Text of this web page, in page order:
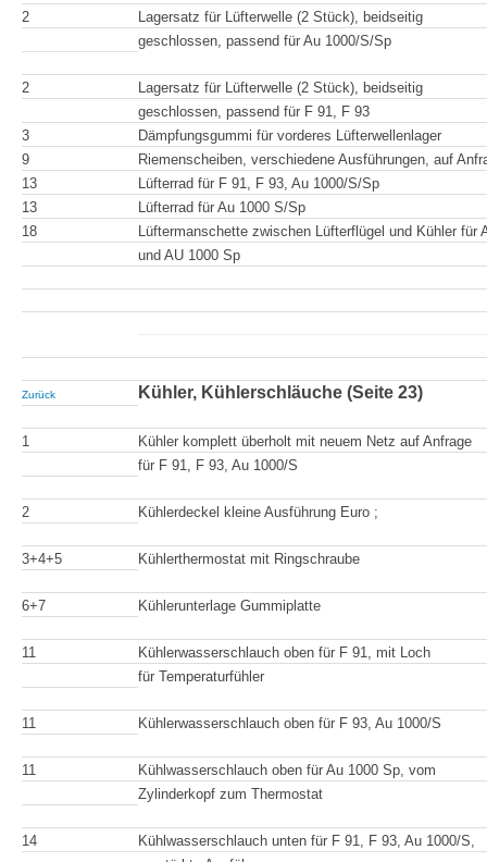
2
Lagersatz für Lüfterwelle (2 Stück), beidseitig
geschlossen, passend für Au 1000/S/Sp
2
Lagersatz für Lüfterwelle (2 Stück), beidseitig
geschlossen, passend für F 91, F 93
3
Dämpfungsgummi für vorderes Lüfterwellenlager
9
Riemenscheiben, verschiedene Ausführungen, auf
13
Lüfterrad für F 91, F 93, Au 1000/S/Sp
13
Lüfterrad für Au 1000 S/Sp
18
Lüftermanschette zwischen Lüfterflügel und Kühler für
und AU 1000 Sp
Zurück Kühler, Kühlerschläuche (Seite 23)
1
Kühler komplett überholt mit neuem Netz auf Anfrage
für F 91, F 93, Au 1000/S
2 Kühlerdeckel kleine Ausführung Euro ;
3+4+5 Kühlerthermostat mit Ringschraube
6+7 Kühlerunterlage Gummiplatte
11
Kühlerwasserschlauch oben für F 91, mit Loch
für Temperaturfühler
11 Kühlerwasserschlauch oben für F 93, Au 1000/S
11
Kühlwasserschlauch oben für Au 1000 Sp, vom
Zylinderkopf zum Thermostat
14
Kühlwasserschlauch unten für F 91, F 93, Au 1000/S,